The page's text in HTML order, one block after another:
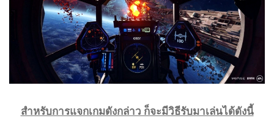
สำหรับการแจกเกมดังกล่าว ก็จะมีวิธีรับมาเล่นได้ดังนี้